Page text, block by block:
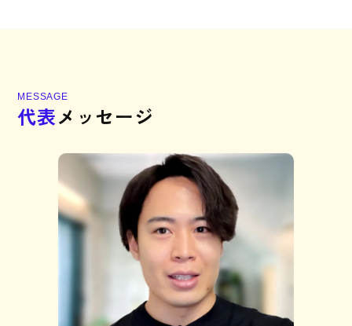
行います。詳細な内容や調査範囲によりお見積もり
M ESSAG E
代表メ ッセージ